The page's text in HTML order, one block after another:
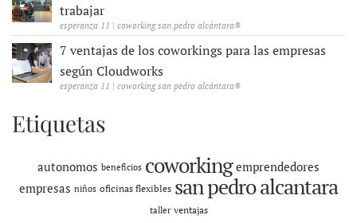
trabajar
esperanza 11 | coworking san pedro alcántara®
7 ventajas de los coworkings para las empresas
según Cloudworks
esperanza 11 | coworking san pedro alcántara®
Etiquetas
autonomos beneficios coworking emprendedores
empresas niños oficinas flexibles san pedro alcantara
taller ventajas